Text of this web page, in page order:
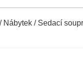
/ Nábytek / Sedací